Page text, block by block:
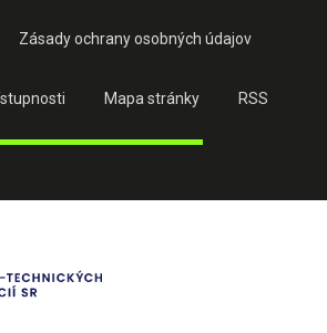
Zásady ochrany osobných údajov
Mapa stránky RSS